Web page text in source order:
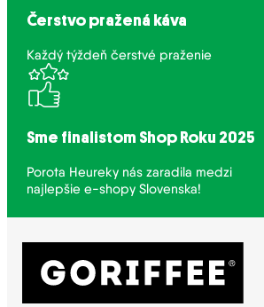
Čerstvo pražená káva
Každý týždeň čerstvé praženie
Sme finalistom Shop Roku 2025
Porota Heureky nás zaradila medzi
najlepšie e-shopy Slovenska!